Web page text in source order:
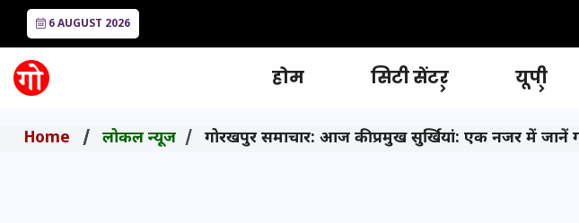
6 AUGUST 2026
होम सिटी सेंटर यूपी
Home लोकल न्यूज गोरखपुर समाचार: आज की प्रमुख सुर्खियां: एक नजर में जानें